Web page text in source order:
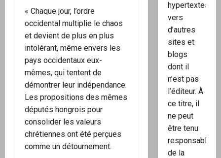
« Chaque jour, l’ordre
occidental multiplie le chaos
et devient de plus en plus
intolérant, même envers les
pays occidentaux eux-
mêmes, qui tentent de
démontrer leur indépendance.
Les propositions des mêmes
députés hongrois pour
consolider les valeurs
chrétiennes ont été perçues
comme un détournement.
hypertextes
vers
d’autres
sites et
blogs
dont il
n’est pas
l’éditeur. À
ce titre, il
ne peut
être tenu
responsable
de la